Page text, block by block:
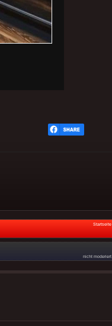
Startseite
nicht moderiert